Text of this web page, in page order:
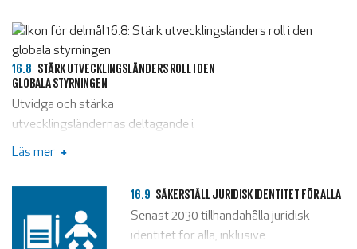
16.8 STÄRK UTVECKLINGSLÄNDERS ROLL I DEN
GLOBALA STYRNINGEN
Utvidga och stärka
utvecklingsländernas deltagande i
institutionerna för global styrning.
Läs mer
16.9 SÄKERSTÄLL JURIDISK IDENTITET FÖR ALLA
Senast 2030 tillhandahålla juridisk
identitet för alla, inklusive